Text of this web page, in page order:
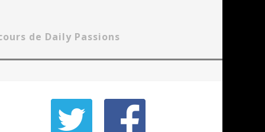
de Daily Passions